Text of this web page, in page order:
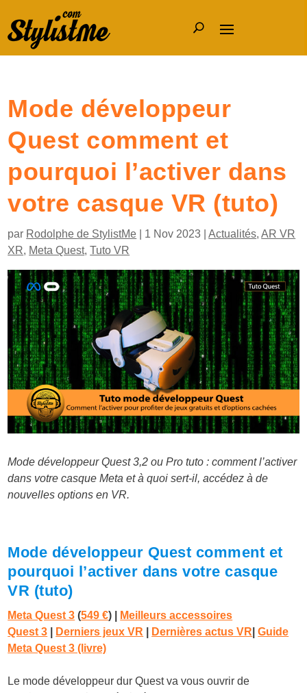
Mode développeur
Quest comment et
pourquoi l’activer dans
votre casque VR (tuto)
par Rodolphe de StylistMe 1 Nov 2023 |Actualités,AR VR
XR, Meta Quest,Tuto VR
Mode développeur Quest 3,2 ou Pro tuto : comment l’activer
dans votre casque Meta et à quoi sert-il, accédez à de
nouvelles options en VR.
Mode développeur Quest comment et
pourquoi l’activer dans votre casque
VR (tuto)
Meta Quest 3 (549 €)
Meilleurs accessoires
Quest 3
Derniers jeux VR Dernières actus VR |Guide
Meta Quest 3 (livre)
Le mode développeur dur Quest va vous ouvrir de